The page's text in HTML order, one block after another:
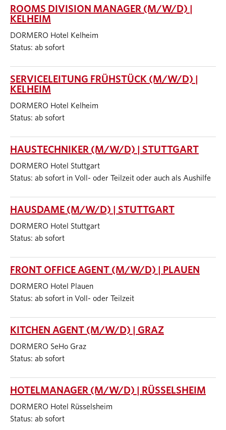
ROOMS DIVISION MANAGER (M/W/D) |
KELHEIM
DORMERO Hotel Kelheim
Status: ab sofort
SERVICELEITUNG FRÜHSTÜCK (M/W/D) |
KELHEIM
DORMERO Hotel Kelheim
Status: ab sofort
HAUSTECHNIKER (M/W/D) | STUTTGART
DORMERO Hotel Stuttgart
Status: ab sofort in Voll- oder Teilzeit oder auch als Aushilfe
HAUSDAME (M/W/D) | STUTTGART
DORMERO Hotel Stuttgart
Status: ab sofort
FRONT OFFICE AGENT (M/W/D) | PLAUEN
DORMERO Hotel Plauen
Status: ab sofort in Voll- oder Teilzeit
KITCHEN AGENT (M/W/D) | GRAZ
DORMERO SeHo Graz
Status: ab sofort
HOTELMANAGER (M/W/D) | RÜSSELSHEIM
DORMERO Hotel Rüsselsheim
Status: ab sofort